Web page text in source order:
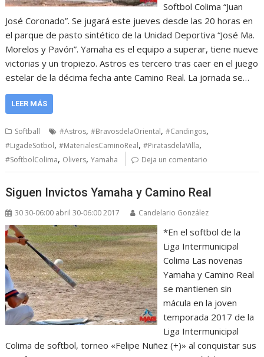
Softbol Colima “Juan
José Coronado”. Se jugará este jueves desde las 20 horas en
el parque de pasto sintético de la Unidad Deportiva “José Ma.
Morelos y Pavón”. Yamaha es el equipo a superar, tiene nueve
victorias y un tropiezo. Astros es tercero tras caer en el juego
estelar de la décima fecha ante Camino Real. La jornada se…
LEER MÁS
Softball #Astros,#BravosdelaOriental,#Candingos,
#LigadeSotbol,#MaterialesCaminoReal,#PiratasdelaVilla,
#SoftbolColima, Olivers,Yamaha Deja un comentario
Siguen Invictos Yamaha y Camino Real
30 30-06:00 abril 30-06:00 2017 Candelario González
*En el softbol de la
Liga Intermunicipal
Colima Las novenas
Yamaha y Camino Real
se mantienen sin
mácula en la joven
temporada 2017 de la
Liga Intermunicipal
Colima de softbol, torneo «Felipe Nuñez (+)» al conquistar sus